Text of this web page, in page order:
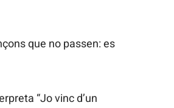
que no passen: es
“Jo vinc d’un